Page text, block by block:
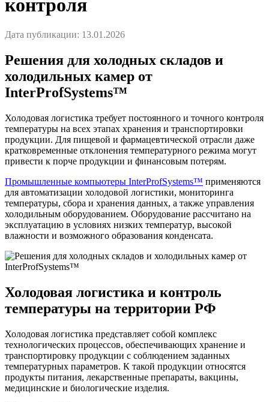
контроля
Дата публикации: 13.01.2026
Решения для холодных складов и
холодильных камер от
InterProfSystems™
Холодовая логистика требует постоянного и точного контроля
температуры на всех этапах хранения и транспортировки
продукции. Для пищевой и фармацевтической отрасли даже
кратковременные отклонения температурного режима могут
привести к порче продукции и финансовым потерям.
Промышленные компьютеры InterProfSystems™ применяются
для автоматизации холодовой логистики, мониторинга
температуры, сбора и хранения данных, а также управления
холодильным оборудованием. Оборудование рассчитано на
эксплуатацию в условиях низких температур, высокой
влажности и возможного образования конденсата.
Холодовая логистика и контроль
температуры на территории РФ
Холодовая логистика представляет собой комплекс
технологических процессов, обеспечивающих хранение и
транспортировку продукции с соблюдением заданных
температурных параметров. К такой продукции относятся
продукты питания, лекарственные препараты, вакцины,
медицинские и биологические изделия.